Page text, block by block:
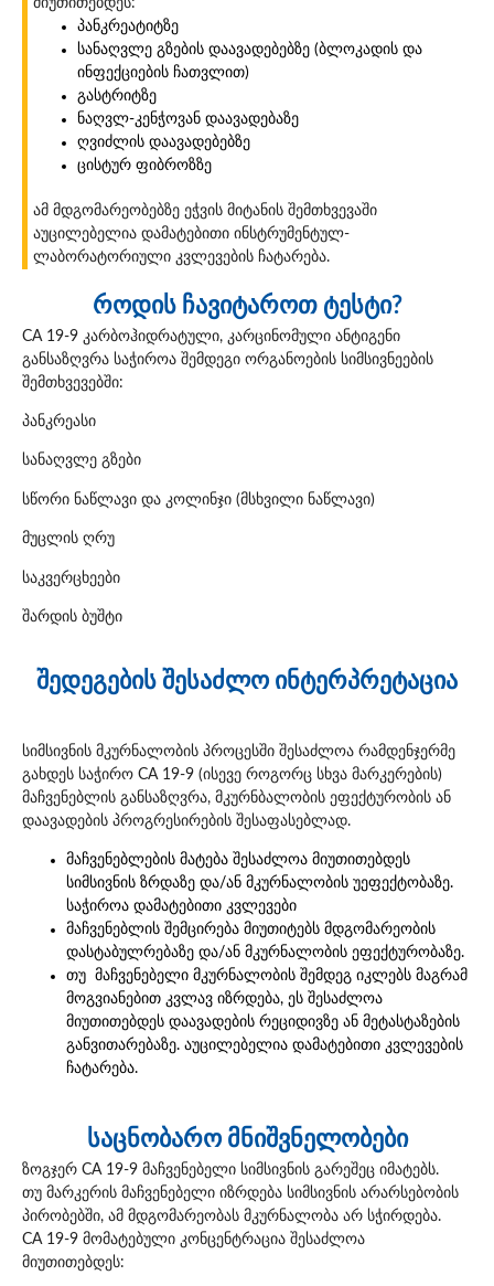
პანკრეატიტზე
სანაღვლე გზების დაავადებებზე (ბლოკადის და
ინფექციების ჩათვლით)
გასტრიტზე
ნაღვლ-კენჭოვან დაავადებაზე
ღვიძლის დაავადებებზე
ცისტურ ფიბროზზე
ამ მდგომარეობებზე ეჭვის მიტანის შემთხვევაში
აუცილებელია დამატებითი ინსტრუმენტულ-
ლაბორატორიული კვლევების ჩატარება.
როდის ჩავიტაროთ ტესტი?
CA 19-9 კარბოჰიდრატული, კარცინომული ანტიგენი
განსაზღვრა საჭიროა შემდეგი ორგანოების სიმსივნეების
შემთხვევებში:
პანკრეასი
სანაღვლე გზები
სწორი ნაწლავი და კოლინჯი (მსხვილი ნაწლავი)
მუცლის ღრუ
საკვერცხეები
შარდის ბუშტი
შედეგების შესაძლო ინტერპრეტაცია
სიმსივნის მკურნალობის პროცესში შესაძლოა რამდენჯერმე
გახდეს საჭირო CA 19-9 (ისევე როგორც სხვა მარკერების)
მაჩვენებლის განსაზღვრა, მკურნბალობის ეფექტურობის ან
დაავადების პროგრესირების შესაფასებლად.
მაჩვენებლების მატება შესაძლოა მიუთითებდეს
სიმსივნის ზრდაზე და/ან მკურნალობის უეფექტობაზე.
საჭიროა დამატებითი კვლევები
მაჩვენებლის შემცირება მიუთიტებს მდგომარეობის
დასტაბულრებაზე და/ან მკურნალობის ეფექტურობაზე.
თუ მაჩვენებელი მკურნალობის შემდეგ იკლებს მაგრამ
მოგვიანებით კვლავ იზრდება, ეს შესაძლოა
მიუთითებდეს დაავადების რეციდივზე ან მეტასტაზების
განვითარებაზე. აუცილებელია დამატებითი კვლევების
ჩატარება.
საცნობარო მნიშვნელობები
ზოგჯერ CA 19-9 მაჩვენებელი სიმსივნის გარეშეც იმატებს.
თუ მარკერის მაჩვენებელი იზრდება სიმსივნის არარსებობის
პირობებში, ამ მდგომარეობას მკურნალობა არ სჭირდება.
CA 19-9 მომატებული კონცენტრაცია შესაძლოა
მიუთითებდეს: